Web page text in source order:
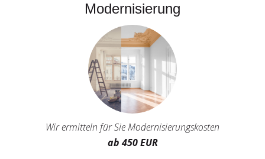
Modernisierung
Wir ermitteln für Sie Modernisierungskosten
ab 450 EUR